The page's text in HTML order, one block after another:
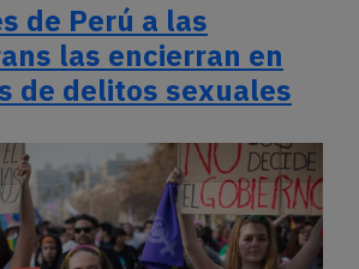
de Perú a las
las encierran en
de delitos sexuales